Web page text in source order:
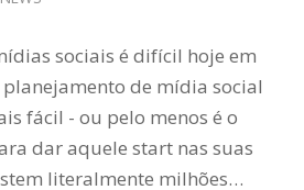
sociais é difícil hoje em
de mídia social
fácil - ou pelo menos é o
dar aquele start nas suas
literalmente milhões…